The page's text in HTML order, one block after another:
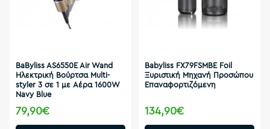
BaByliss AS6550E Air Wand
Ηλεκτρική Βούρτσα Multi-
styler 3 σε 1 με Αέρα 1600W
Navy Blue
79,90€
Babyliss FX79FSMBE Foil
Ξυριστική Μηχανή Προσώπου
Επαναφορτιζόμενη
134,90€